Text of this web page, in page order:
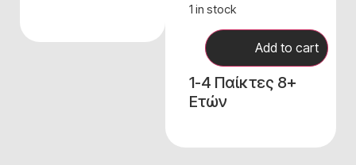
1 in stock
Add to cart
1-4 Παίκτες 8+
Ετών